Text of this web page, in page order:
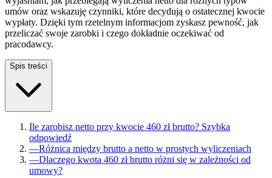
umów oraz wskazuję czynniki, które decydują o ostatecznej kwocie
wypłaty. Dzięki tym rzetelnym informacjom zyskasz pewność, jak
przeliczać swoje zarobki i czego dokładnie oczekiwać od
pracodawcy.
Spis treści
Ile zarobisz netto przy kwocie 460 zł brutto? Szybka
odpowiedź
—Różnica między brutto a netto w prostych wyliczeniach
—Dlaczego kwota 460 zł brutto różni się w zależności od
umowy?